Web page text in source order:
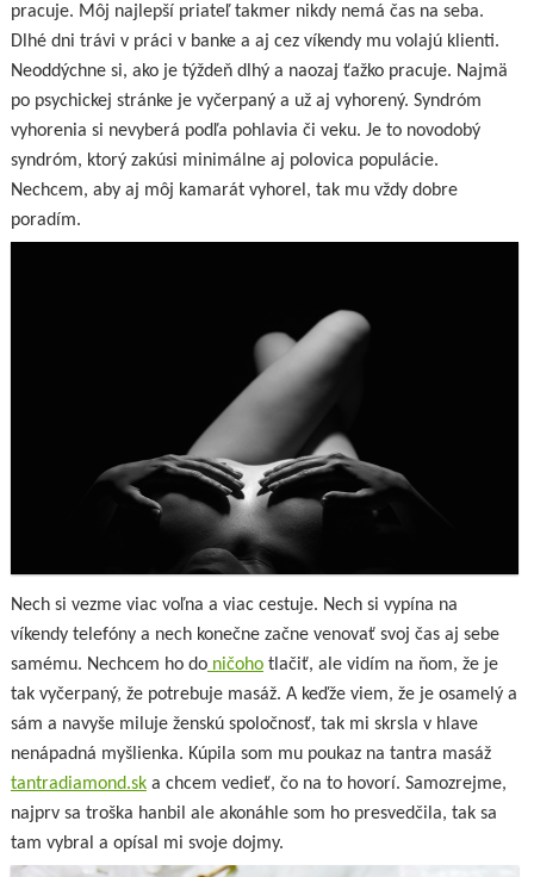
pracuje. Môj najlepší priateľ takmer nikdy nemá čas na seba.
Dlhé dni trávi v práci v banke a aj cez víkendy mu volajú klienti.
Neoddýchne si, ako je týždeň dlhý a naozaj ťažko pracuje. Najmä
po psychickej stránke je vyčerpaný a už aj vyhorený. Syndróm
vyhorenia si nevyberá podľa pohlavia či veku. Je to novodobý
syndróm, ktorý zakúsi minimálne aj polovica populácie.
Nechcem, aby aj môj kamarát vyhorel, tak mu vždy dobre
poradím.
Nech si vezme viac voľna a viac cestuje. Nech si vypína na
víkendy telefóny a nech konečne začne venovať svoj čas aj sebe
samému. Nechcem ho doničohotlačiť, ale vidím na ňom, že je
tak vyčerpaný, že potrebuje masáž. A keďže viem, že je osamelý a
sám a navyše miluje ženskú spoločnosť, tak mi skrsla v hlave
nenápadná myšlienka. Kúpila som mu poukaz na tantra masáž
tantradiamond.ska chcem vedieť, čo na to hovorí. Samozrejme,
najprv sa troška hanbil ale akonáhle som ho presvedčila, tak sa
tam vybral a opísal mi svoje dojmy.